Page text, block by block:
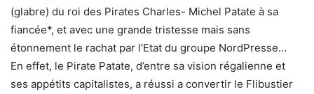
(glabre) du roi des Pirates Charles- Michel Patate à sa
fiancée*, et avec une grande tristesse mais sans
étonnement le rachat par l’Etat du groupe NordPresse…
En effet, le Pirate Patate, d’entre sa vision régalienne et
ses appétits capitalistes, a réussi a convertir le Flibustier